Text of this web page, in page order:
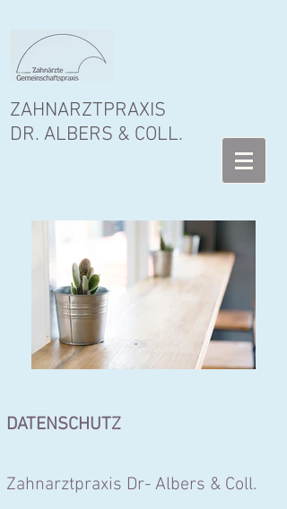
ZAHNARZTPRAXIS
DR. ALBERS & COLL.
DATENSCHUTZ
Zahnarztpraxis Dr- Albers & Coll.